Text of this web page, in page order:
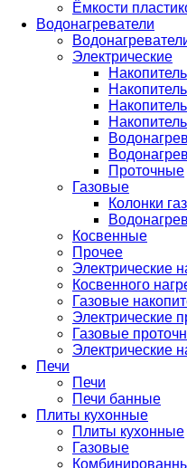
Ёмкости
Водонагреватели
Электрические
Проточные
Газовые
Колонки
Косвенные
Прочее
Электрические
Косвенного
Газовые
Электрические
Газовые
Электрические
Печи
Печи
Печи банные
Плиты кухонные
Плиты кухонные
Газовые